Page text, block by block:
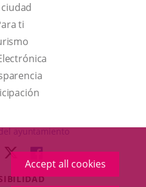
Accept all cookies
ti
This
link
will
open
a
up
window.
ayuntamiento
LINK
TO
EXTERNAL
LINK
TO
EXTERNAL